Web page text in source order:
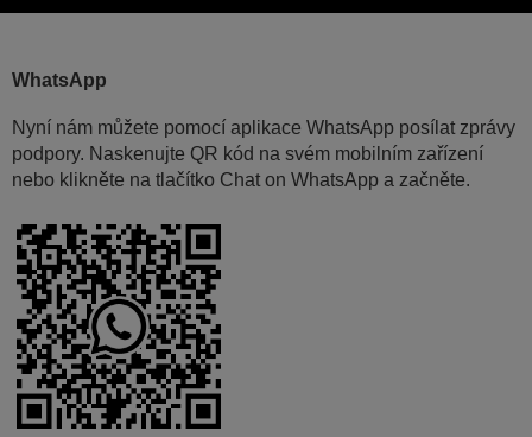
WhatsApp
Nyní nám můžete pomocí aplikace WhatsApp posílat zprávy
podpory. Naskenujte QR kód na svém mobilním zařízení
nebo klikněte na tlačítko Chat on WhatsApp a začněte.